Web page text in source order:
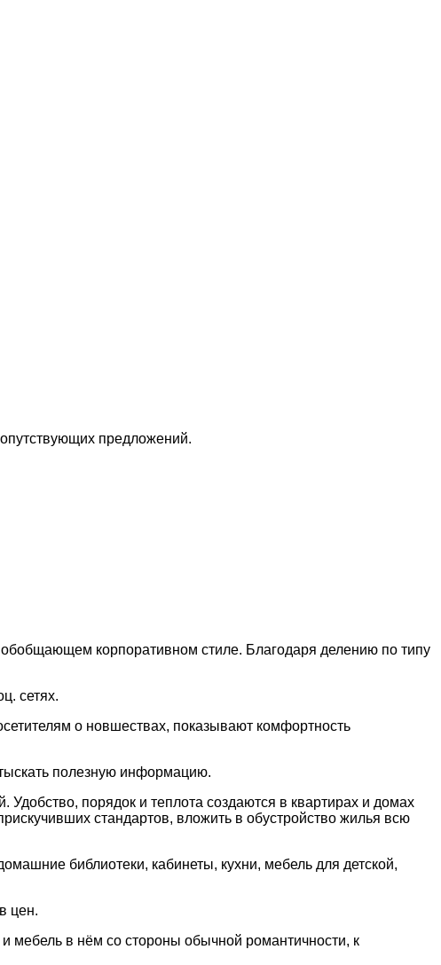
предложений.
корпоративном стиле. Благодаря делению по типу
сетях.
о новшествах, показывают комфортность
полезную информацию.
Удобство, порядок и теплота создаются в квартирах и домах
стандартов, вложить в обустройство жилья всю
библиотеки, кабинеты, кухни, мебель для детской,
цен.
мебель в нём со стороны обычной романтичности, к